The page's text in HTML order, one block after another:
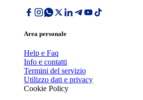
Area personale
Help e Faq
Info e contatti
Termini del servizio
Utilizzo dati e privacy
Cookie Policy